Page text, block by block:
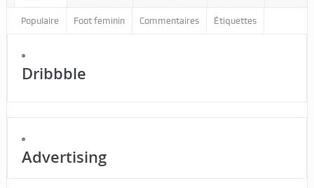
Populaire Foot feminin Commentaires Étiquettes
Dribbble
Advertising